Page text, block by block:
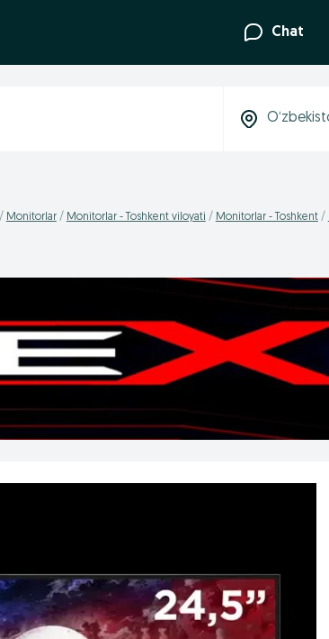
Chat
Monitorlar Monitorlar - Toshkent viloyati Monitorlar - Toshkent